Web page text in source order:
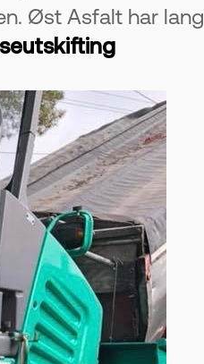
Øst Asfalt har lang